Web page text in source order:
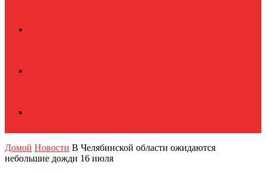
Домой Новости В Челябинской области ожидаются
небольшие дожди 16 июля